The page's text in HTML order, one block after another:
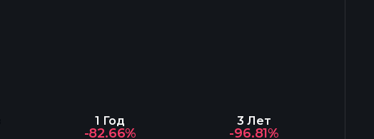
1 Год
-82.66%
3 Лет
-96.81%